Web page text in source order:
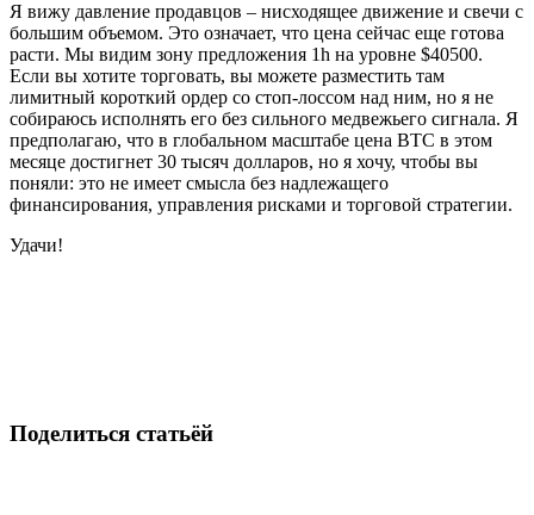
Я вижу давление продавцов – нисходящее движение и свечи с
большим объемом. Это означает, что цена сейчас еще готова
расти. Мы видим зону предложения 1h на уровне $40500.
Если вы хотите торговать, вы можете разместить там
лимитный короткий ордер со стоп-лоссом над ним, но я не
собираюсь исполнять его без сильного медвежьего сигнала. Я
предполагаю, что в глобальном масштабе цена BTC в этом
месяце достигнет 30 тысяч долларов, но я хочу, чтобы вы
поняли: это не имеет смысла без надлежащего
финансирования, управления рисками и торговой стратегии.
Удачи!
Поделиться статьёй